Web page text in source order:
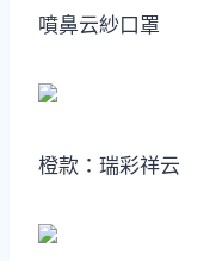
噴鼻云紗口罩
橙款：瑞彩祥云